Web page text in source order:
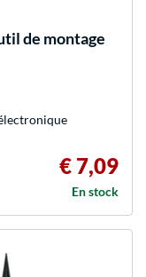
de montage
€ 7,09
En stock